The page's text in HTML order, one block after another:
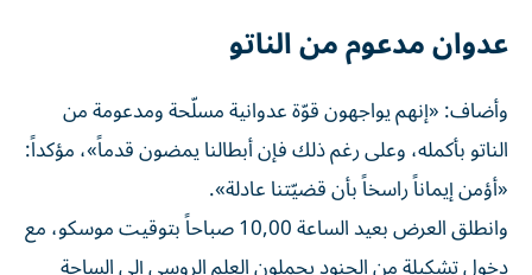
عدوان مدعوم من الناتو
وأضاف: «إنهم يواجهون قوّة عدوانية مسلّحة ومدعومة من
الناتو بأكمله، وعلى رغم ذلك فإن أبطالنا يمضون قدماً»، مؤكداً:
«أؤمن إيماناً راسخاً بأن قضيّتنا عادلة».
وانطلق العرض بعيد الساعة 10,00 صباحاً بتوقيت موسكو، مع